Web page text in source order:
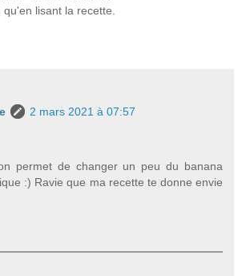
qu'en lisant la recette.
2 mars 2021 à 07:57
permet de changer un peu du banana
:) Ravie que ma recette te donne envie